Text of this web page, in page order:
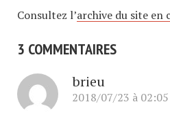
Consultez l’archive du site en
3 COMMENTAIRES
brieu
2018/07/23 à 02:05